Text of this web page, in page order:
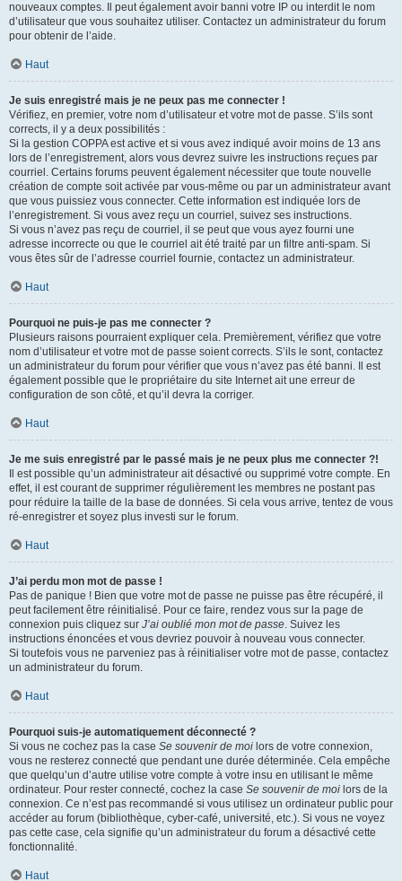
nouveaux comptes. Il peut également avoir banni votre IP ou interdit le nom
d’utilisateur que vous souhaitez utiliser. Contactez un administrateur du forum
pour obtenir de l’aide.
Haut
Je suis enregistré mais je ne peux pas me connecter !
Vérifiez, en premier, votre nom d’utilisateur et votre mot de passe. S’ils sont
corrects, il y a deux possibilités :
Si la gestion COPPA est active et si vous avez indiqué avoir moins de 13 ans
lors de l’enregistrement, alors vous devrez suivre les instructions reçues par
courriel. Certains forums peuvent également nécessiter que toute nouvelle
création de compte soit activée par vous-même ou par un administrateur avant
que vous puissiez vous connecter. Cette information est indiquée lors de
l’enregistrement. Si vous avez reçu un courriel, suivez ses instructions.
Si vous n’avez pas reçu de courriel, il se peut que vous ayez fourni une
adresse incorrecte ou que le courriel ait été traité par un filtre anti-spam. Si
vous êtes sûr de l’adresse courriel fournie, contactez un administrateur.
Haut
Pourquoi ne puis-je pas me connecter ?
Plusieurs raisons pourraient expliquer cela. Premièrement, vérifiez que votre
nom d’utilisateur et votre mot de passe soient corrects. S’ils le sont, contactez
un administrateur du forum pour vérifier que vous n’avez pas été banni. Il est
également possible que le propriétaire du site Internet ait une erreur de
configuration de son côté, et qu’il devra la corriger.
Haut
Je me suis enregistré par le passé mais je ne peux plus me connecter ?!
Il est possible qu’un administrateur ait désactivé ou supprimé votre compte. En
effet, il est courant de supprimer régulièrement les membres ne postant pas
pour réduire la taille de la base de données. Si cela vous arrive, tentez de vous
ré-enregistrer et soyez plus investi sur le forum.
Haut
J’ai perdu mon mot de passe !
Pas de panique ! Bien que votre mot de passe ne puisse pas être récupéré, il
peut facilement être réinitialisé. Pour ce faire, rendez vous sur la page de
connexion puis cliquez sur J’ai oublié mon mot de passe. Suivez les
instructions énoncées et vous devriez pouvoir à nouveau vous connecter.
Si toutefois vous ne parveniez pas à réinitialiser votre mot de passe, contactez
un administrateur du forum.
Haut
Pourquoi suis-je automatiquement déconnecté ?
Si vous ne cochez pas la case Se souvenir de moi lors de votre connexion,
vous ne resterez connecté que pendant une durée déterminée. Cela empêche
que quelqu’un d’autre utilise votre compte à votre insu en utilisant le même
ordinateur. Pour rester connecté, cochez la case Se souvenir de moi lors de la
connexion. Ce n’est pas recommandé si vous utilisez un ordinateur public pour
accéder au forum (bibliothèque, cyber-café, université, etc.). Si vous ne voyez
pas cette case, cela signifie qu’un administrateur du forum a désactivé cette
fonctionnalité.
Haut